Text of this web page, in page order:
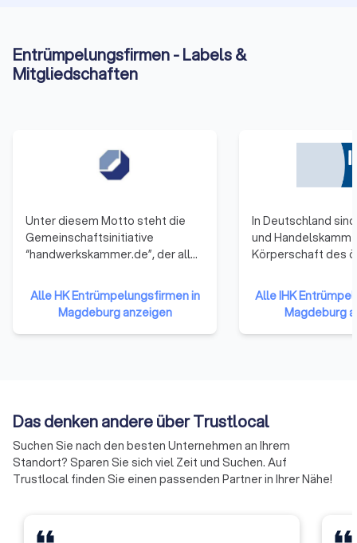
Entrümpelungsfirmen - Labels &
Mitgliedschaften
Unter diesem Motto steht die
Gemeinschaftsinitiative
“handwerkskammer.de”, der alle
angehören. Sie repräsentieren
damit das gesamte Handwerk in
der Bundesrepublik Deutschland.
Die Mitglieder haben sich darauf
der Handwerkskammern
effizienter und effektiver
werden.
Alle HK Entrümpelungsfirmen in
Magdeburg anzeigen
In Deutschland
und
Körperschaft des
Unternehmen
Unternehmen mit
reiner
an.
Alle IHK
Magdeburg
Das denken andere über Trustlocal
Suchen Sie nach den besten Unternehmen an Ihrem
Standort? Sparen Sie sich viel Zeit und Suchen. Auf
Trustlocal finden Sie einen passenden Partner in Ihrer Nähe!